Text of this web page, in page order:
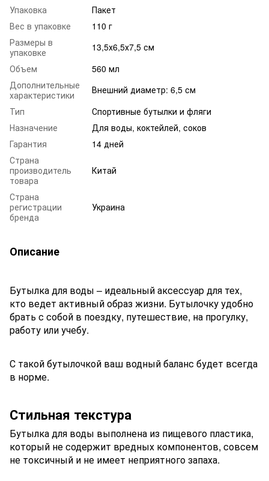
Упаковка
Пакет
Вес в упаковке
110 г
Размеры в
упаковке
13,5х6,5х7,5 см
Объем
560 мл
Дополнительные
характеристики
Внешний диаметр: 6,5 см
Тип
Спортивные бутылки и фляги
Назначение
Для воды, коктейлей, соков
Гарантия
14 дней
Страна
производитель
товара
Китай
Страна
регистрации
бренда
Украина
Описание
Бутылка для воды – идеальный аксессуар для тех,
кто ведет активный образ жизни. Бутылочку удобно
брать с собой в поездку, путешествие, на прогулку,
работу или учебу.
С такой бутылочкой ваш водный баланс будет всегда
в норме.
Стильная текстура
Бутылка для воды выполнена из пищевого пластика,
который не содержит вредных компонентов, совсем
не токсичный и не имеет неприятного запаха.